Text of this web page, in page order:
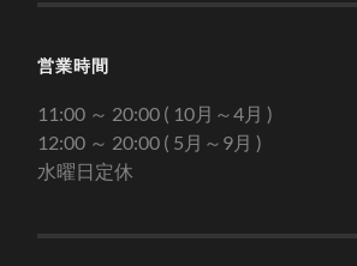
営業時間
11:00 ～ 20:00 ( 10月～4月 )
12:00 ～ 20:00 ( 5月～9月 )
水曜日定休